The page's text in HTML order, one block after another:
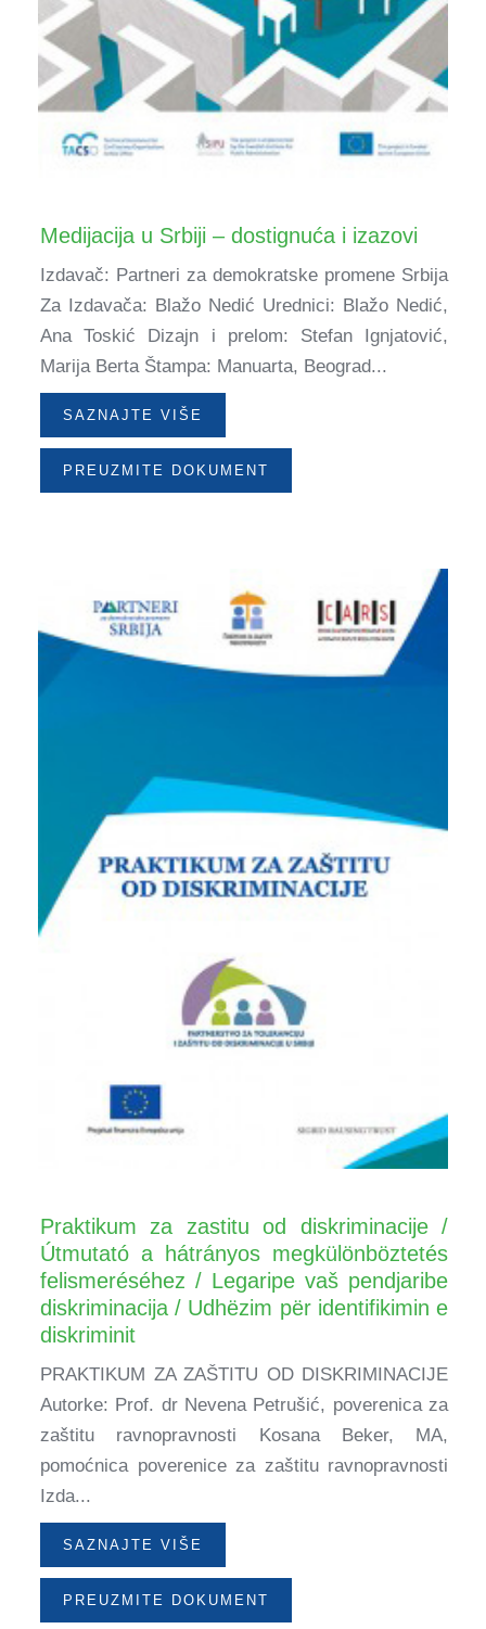
Medijacija u Srbiji – dostignuća i izazovi
Izdavač: Partneri za demokratske promene Srbija
Za Izdavača: Blažo Nedić Urednici: Blažo Nedić,
Ana Toskić Dizajn i prelom: Stefan Ignjatović,
Marija Berta Štampa: Manuarta, Beograd...
SAZNAJTE VIŠE
PREUZMITE DOKUMENT
Praktikum za zastitu od diskriminacije /
Útmutató a hátrányos megkülönböztetés
felismeréséhez / Legaripe vaš pendjaribe
diskriminacija / Udhëzim për identifikimin e
diskriminit
PRAKTIKUM ZA ZAŠTITU OD DISKRIMINACIJE
Autorke: Prof. dr Nevena Petrušić, poverenica za
zaštitu ravnopravnosti Kosana Beker, MA,
pomoćnica poverenice za zaštitu ravnopravnosti
Izda...
SAZNAJTE VIŠE
PREUZMITE DOKUMENT